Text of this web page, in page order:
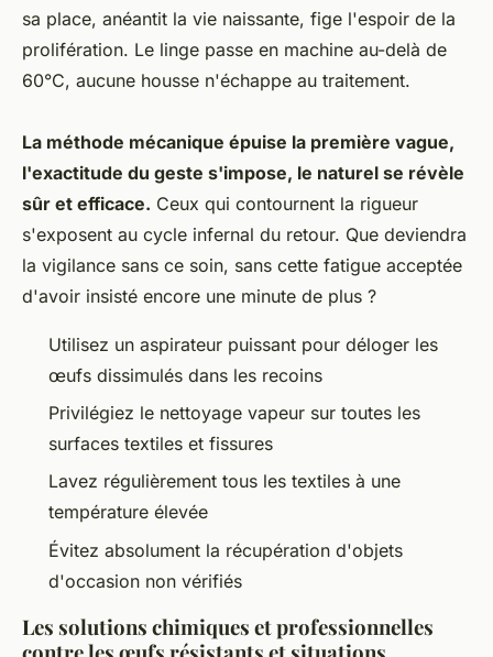
sa place, anéantit la vie naissante, fige l'espoir de la
prolifération. Le linge passe en machine au-delà de
60°C, aucune housse n'échappe au traitement.
La méthode mécanique épuise la première vague,
l'exactitude du geste s'impose, le naturel se révèle
sûr et efficace. Ceux qui contournent la rigueur
s'exposent au cycle infernal du retour. Que deviendra
la vigilance sans ce soin, sans cette fatigue acceptée
d'avoir insisté encore une minute de plus ?
Utilisez un aspirateur puissant pour déloger les
œufs dissimulés dans les recoins
Privilégiez le nettoyage vapeur sur toutes les
surfaces textiles et fissures
Lavez régulièrement tous les textiles à une
température élevée
Évitez absolument la récupération d'objets
d'occasion non vérifiés
Les solutions chimiques et professionnelles